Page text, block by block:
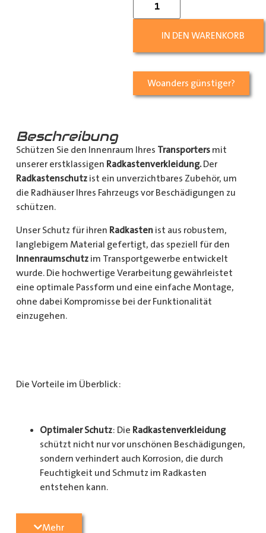
IN DEN WARENKORB
Woanders günstiger?
Beschreibung
Schützen Sie den Innenraum Ihres Transportersmit
unserer erstklassigen Radkastenverkleidung.Der
Radkastenschutzist ein unverzichtbares Zubehör, um
die Radhäuser Ihres Fahrzeugs vor Beschädigungen zu
schützen.
Unser Schutz für ihren Radkastenist aus robustem,
langlebigem Material gefertigt, das speziell für den
Innenraumschutzim Transportgewerbe entwickelt
wurde. Die hochwertige Verarbeitung gewährleistet
eine optimale Passform und eine einfache Montage,
ohne dabei Kompromisse bei der Funktionalität
einzugehen.
Die Vorteile im Überblick:
Optimaler Schutz: Die Radkastenverkleidung
schützt nicht nur vor unschönen Beschädigungen,
sondern verhindert auch Korrosion, die durch
Feuchtigkeit und Schmutz im Radkasten
entstehen kann.
Langlebigkeit
Mehr